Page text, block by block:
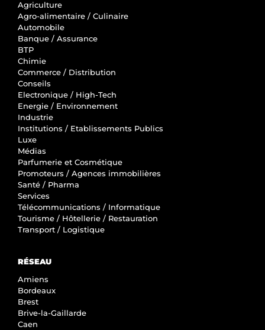
Agriculture
Agro-alimentaire / Culinaire
Automobile
Banque / Assurance
BTP
Chimie
Commerce / Distribution
Conseils
Electronique / High-Tech
Energie / Environnement
Industrie
Institutions / Etablissements Publics
Luxe
Médias
Parfumerie et Cosmétique
Promoteurs / Agences immobilières
Santé / Pharma
Services
Télécommunications / Informatique
Tourisme / Hôtellerie / Restauration
Transport / Logistique
RÉSEAU
Amiens
Bordeaux
Brest
Brive-la-Gaillarde
Caen